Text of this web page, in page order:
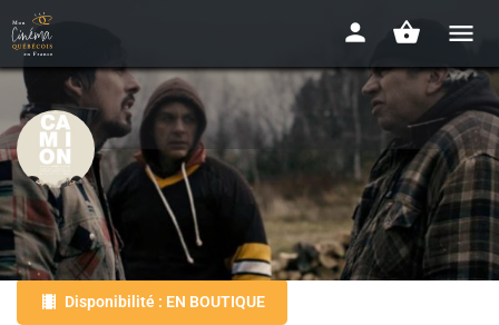
Camion
2012 - 1h34
Disponibilité : EN BOUTIQUE